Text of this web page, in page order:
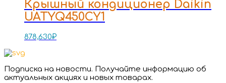
Крышный кондиционер Daikin
UATYQ450CY1
878,630₽
Подписка на новости. Получайте информацию об
актуальных акциях и новых товарах.